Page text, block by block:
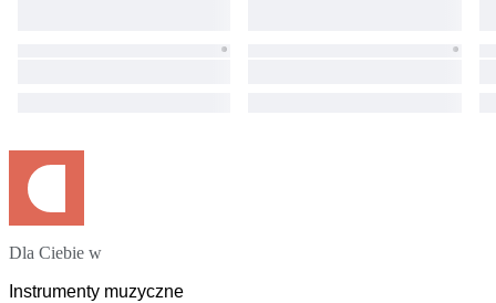
Dla Ciebie w
Instrumenty muzyczne